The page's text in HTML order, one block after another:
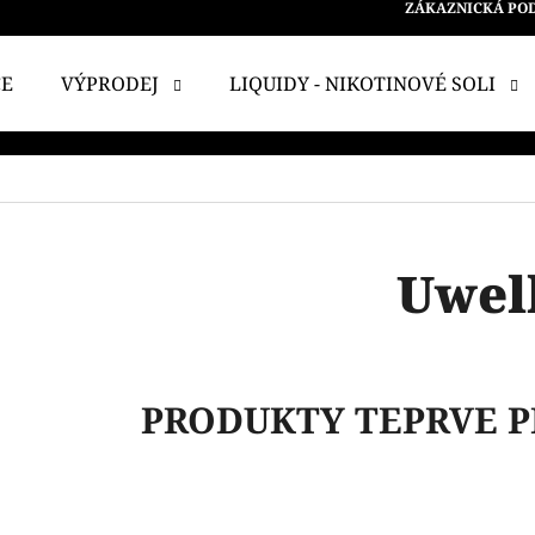
ZÁKAZNICKÁ
VÝPRODEJ LIQUIDY - NIKOTINOVÉ SOLI
PRODUKTY TEPRVE
NAJÍT?